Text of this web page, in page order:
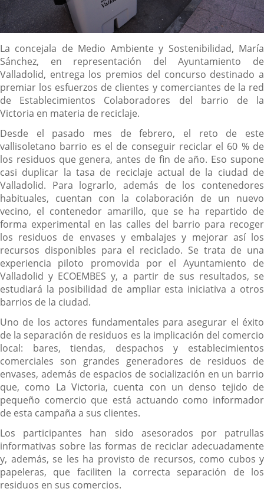
Descripción
La concejala de Medio Ambiente y Sostenibilidad, María
Sánchez, en representación del Ayuntamiento de
Valladolid, entrega los premios del concurso destinado a
premiar los esfuerzos de clientes y comerciantes de la red
de Establecimientos Colaboradores del barrio de la
Victoria en materia de reciclaje.
Desde el pasado mes de febrero, el reto de este
vallisoletano barrio es el de conseguir reciclar el 60 % de
los residuos que genera, antes de fin de año. Eso supone
casi duplicar la tasa de reciclaje actual de la ciudad de
Valladolid. Para lograrlo, además de los contenedores
habituales, cuentan con la colaboración de un nuevo
vecino, el contenedor amarillo, que se ha repartido de
forma experimental en las calles del barrio para recoger
los residuos de envases y embalajes y mejorar así los
recursos disponibles para el reciclado. Se trata de una
experiencia piloto promovida por el Ayuntamiento de
Valladolid y ECOEMBES y, a partir de sus resultados, se
estudiará la posibilidad de ampliar esta iniciativa a otros
barrios de la ciudad.
Uno de los actores fundamentales para asegurar el éxito
de la separación de residuos es la implicación del comercio
local: bares, tiendas, despachos y establecimientos
comerciales son grandes generadores de residuos de
envases, además de espacios de socialización en un barrio
que, como La Victoria, cuenta con un denso tejido de
pequeño comercio que está actuando como informador
de esta campaña a sus clientes.
Los participantes han sido asesorados por patrullas
informativas sobre las formas de reciclar adecuadamente
y, además, se les ha provisto de recursos, como cubos y
papeleras, que faciliten la correcta separación de los
residuos en sus comercios.